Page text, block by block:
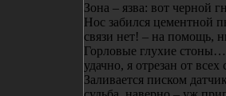
Зона – язва: вот черной
Нос забился цементной
связи нет! – на помощь,
Горловые глухие
удачно, я отрезан от всех
Заливается писком